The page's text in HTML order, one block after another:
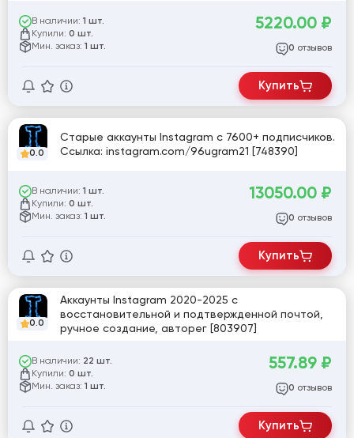
В наличии: 1 шт.
Купили: 0 шт.
Мин. заказ: 1 шт.
5220.00 ₽
0 отзывов
Купить
0.0
Старые аккаунты Instagram с 7600+ подписчиков.
Ссылка: instagram.com/96ugram21 [748390]
В наличии: 1 шт.
Купили: 0 шт.
Мин. заказ: 1 шт.
13050.00 ₽
0 отзывов
Купить
0.0
Аккаунты Instagram 2020-2025 с
восстановительной и подтвержденной почтой,
ручное создание, авторег [803907]
В наличии: 22 шт.
Купили: 0 шт.
Мин. заказ: 1 шт.
557.89 ₽
0 отзывов
Купить